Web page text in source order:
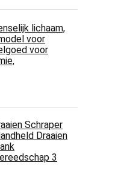
lichaam,
voor
voor
Schraper
Draaien
3